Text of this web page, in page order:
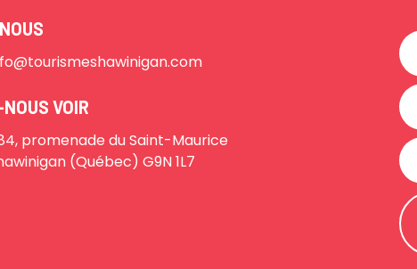
VOIR
promenade du Saint-Maurice
(Québec) G9N 1L7